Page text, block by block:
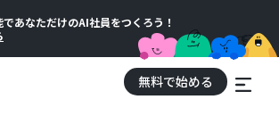
あなただけのAI社員をつくろう！
無料で始める